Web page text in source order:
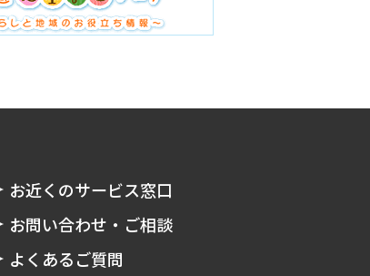
お近くのサービス窓口
お問い合わせ・ご相談
よくあるご質問